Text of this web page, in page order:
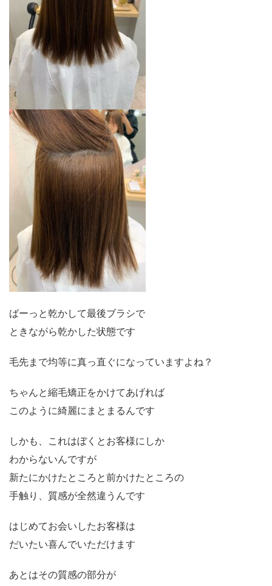
ばーっと乾かして最後ブラシで
ときながら乾かした状態です
毛先まで均等に真っ直ぐになっていますよね？
ちゃんと縮毛矯正をかけてあげれば
このように綺麗にまとまるんです
しかも、これはぼくとお客様にしか
わからないんですが
新たにかけたところと前かけたところの
手触り、質感が全然違うんです
はじめてお会いしたお客様は
だいたい喜んでいただけます
あとはその質感の部分が